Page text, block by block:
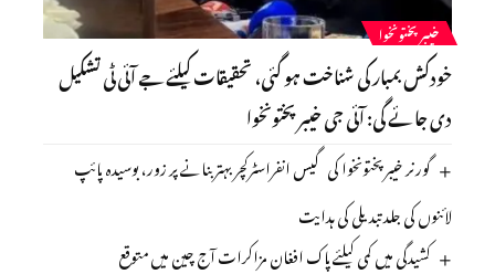
خیبرپختونخوا
خودکش بمبار کی شناخت ہو گئی، تحقیقات کیلئے جے آئی ٹی تشکیل
دی جائے گی: آئی جی خیبرپختونخوا
گورنر خیبرپختونخوا کی گیس انفراسٹرکچر بہتر بنانے پر زور، بوسیدہ پائپ
لائنوں کی جلد تبدیلی کی ہدایت
کشیدگی میں کمی کیلئے پاک افغان مزاکرات آج چین میں متوقع